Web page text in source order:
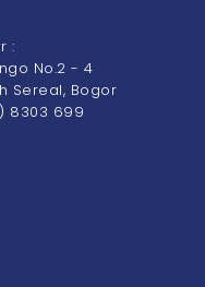
:
No.2 - 4
Sereal, Bogor
8303 699